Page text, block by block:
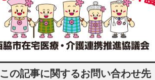
この記事に関するお問い合わせ先